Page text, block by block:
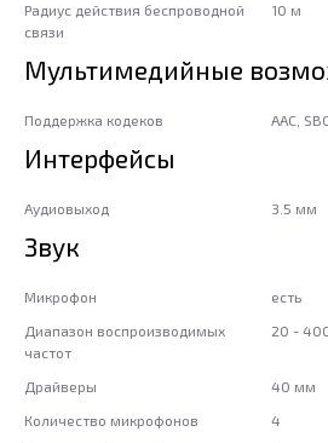
Радиус действия беспроводной
связи
10 м
Мультимедийные
Поддержка кодеков AAC,
Интерфейсы
Аудиовыход 3.5 мм
Звук
Микрофон
есть
Диапазон воспроизводимых
частот
20 -
Драйверы
40 мм
Количество микрофонов
4